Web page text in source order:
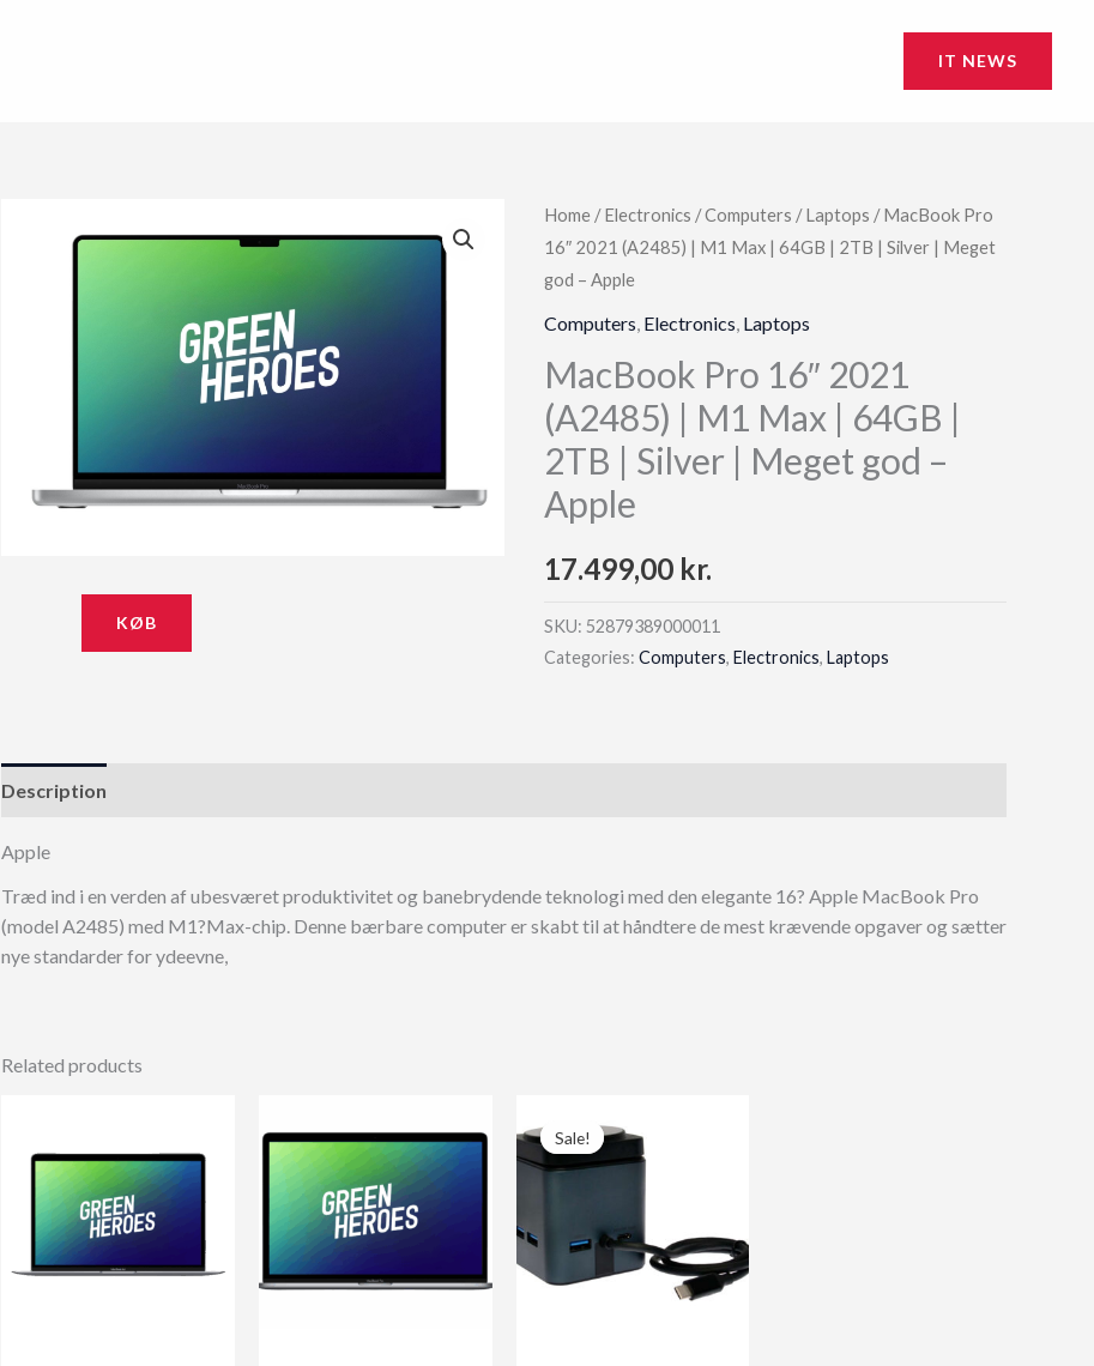
IT NEWS
Home /Electronics /Computers /Laptops / MacBook Pro
16″ 2021 (A2485) | M1 Max | 64GB | 2TB | Silver | Meget
god – Apple
Computers Electronics Laptops
MacBook Pro 16″ 2021
(A2485) | M1 Max | 64GB |
2TB | Silver | Meget god –
Apple
17.499,00 kr.
SKU:52879389000011
Categories:Computers,Electronics,Laptops
KØB
Description
Apple
Træd ind i en verden af ubesværet produktivitet og banebrydende teknologi med den elegante 16? Apple MacBook Pro
(model A2485) med M1?Max-chip. Denne bærbare computer er skabt til at håndtere de mest krævende opgaver og sætter
nye standarder for ydeevne,
Related products
Sale!
Sale!